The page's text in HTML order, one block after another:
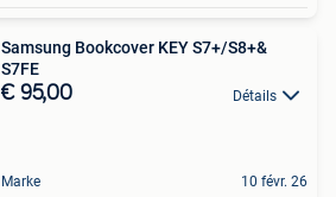
Samsung Bookcover KEY S7+/S8+&
S7FE
€ 95,00 Détails
Marke 10 févr. 26